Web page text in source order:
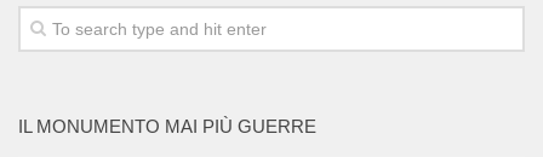
IL MONUMENTO MAI PIÙ GUERRE